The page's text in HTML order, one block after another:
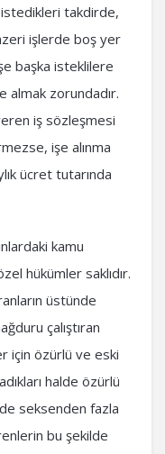
istedikleri takdirde,
işlerde boş yer
başka isteklilere
almak zorundadır.
iş sözleşmesi
işe alınma
ücret tutarında
kamu
hükümler saklıdır.
üstünde
çalıştıran
için özürlü ve eski
halde özürlü
seksenden fazla
bu şekilde